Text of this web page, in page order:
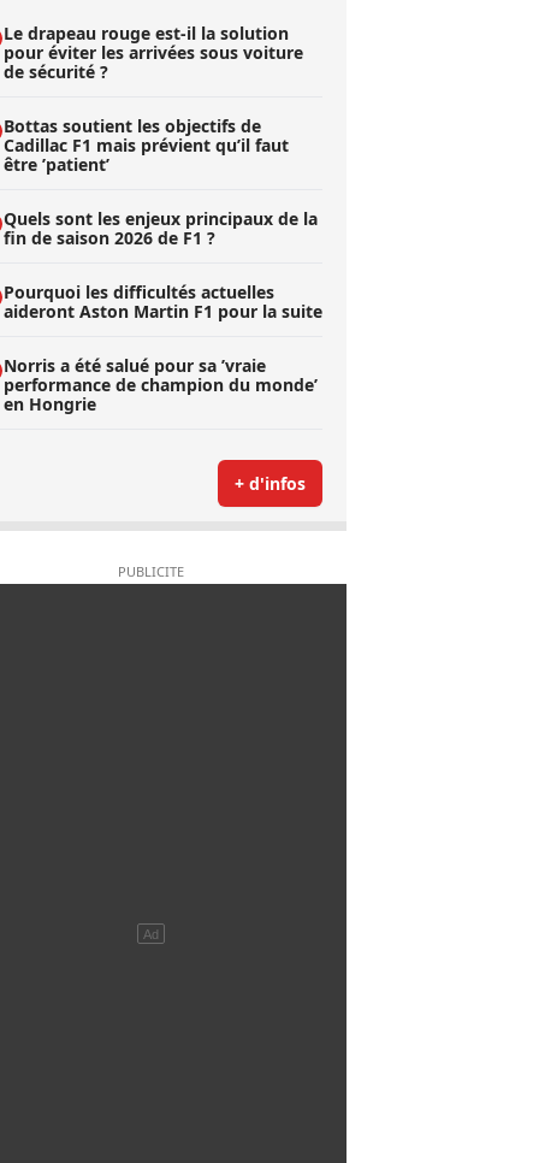
Le drapeau rouge est-il la solution
pour éviter les arrivées sous voiture
de sécurité ?
Bottas soutient les objectifs de
Cadillac F1 mais prévient qu’il faut
être ’patient’
Quels sont les enjeux principaux de la
fin de saison 2026 de F1 ?
Pourquoi les difficultés actuelles
aideront Aston Martin F1 pour la suite
Norris a été salué pour sa ’vraie
performance de champion du monde’
en Hongrie
+ d'infos